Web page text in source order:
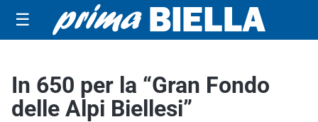
☰
In 650 per la “Gran Fondo
delle Alpi Biellesi”